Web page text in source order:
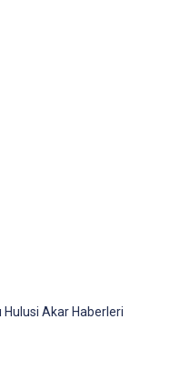
Hulusi Akar Haberleri